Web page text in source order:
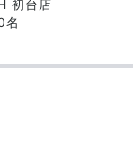
初台店
名